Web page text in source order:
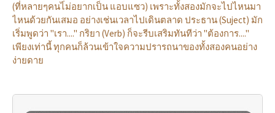
(ที่หลายๆคนไ่ม่อยากเป็น แอบแซว) เพราะทั้งสองมักจะไปไหนมา
ไหนด้วยกันเสมอ อย่างเช่นเวลาไปเดินตลาด ประธาน (Suject) มัก
เริ่มพูดว่า "เรา...." กริยา (Verb) ก็จะรีบเสริมทันทีว่า "ต้องการ...."
เพียงเท่านี้ ทุกคนก็ล้วนเข้าใจความปรารถนาของทั้งสองคนอย่าง
ง่ายดาย